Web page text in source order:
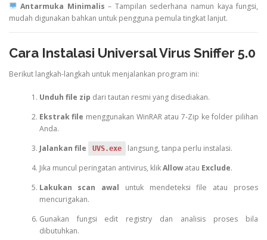
Antarmuka Minimalis – Tampilan sederhana namun kaya fungsi,
mudah digunakan bahkan untuk pengguna pemula tingkat lanjut.
Cara Instalasi Universal Virus Sniffer 5.0
Berikut langkah-langkah untuk menjalankan program ini:
Unduh file zip dari tautan resmi yang disediakan.
Ekstrak file menggunakan WinRAR atau 7-Zip ke folder pilihan
Anda.
Jalankan file
UVS.exe
langsung, tanpa perlu instalasi.
Jika muncul peringatan antivirus, klikAllowatau Exclude.
Lakukan scan awal untuk mendeteksi file atau proses
mencurigakan.
Gunakan fungsi edit registry dan analisis proses bila
dibutuhkan.